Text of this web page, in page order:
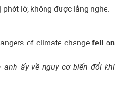
phớt lờ, không được lắng nghe.
of climate changefell on
anh ấy về nguy cơ biến đổi khí